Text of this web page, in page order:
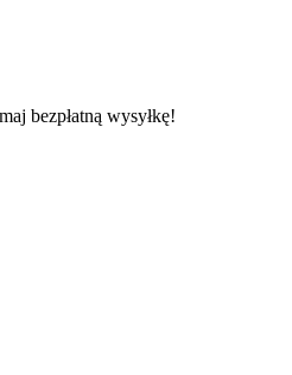
bezpłatną wysyłkę!